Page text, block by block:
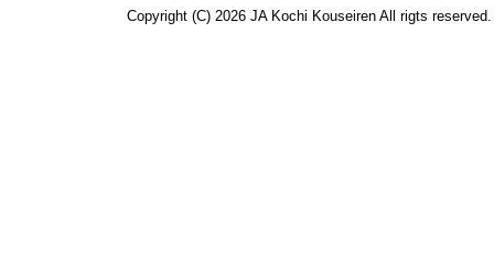
Copyright (C) 2026 JA Kochi Kouseiren All rigts reserved.